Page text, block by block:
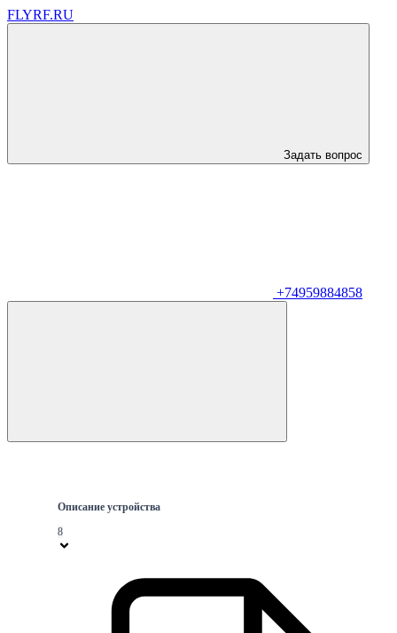
FLYRF.RU
Задать вопрос
+74959884858
Описание устройства
8